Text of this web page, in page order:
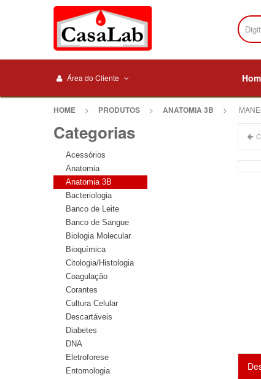
Área do Cliente
HOME > PRODUTOS > ANATOMIA 3B >
Categorias
Acessórios
Anatomia
Anatomia 3B
Bacteriologia
Banco de Leite
Banco de Sangue
Biologia Molecular
Bioquímica
Citologia/Histologia
Coagulação
Corantes
Cultura Celular
Descartáveis
Diabetes
DNA
Eletroforese
Entomologia